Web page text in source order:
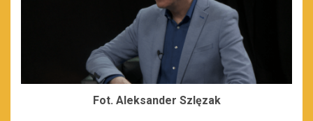
Fot. Aleksander Szlęzak